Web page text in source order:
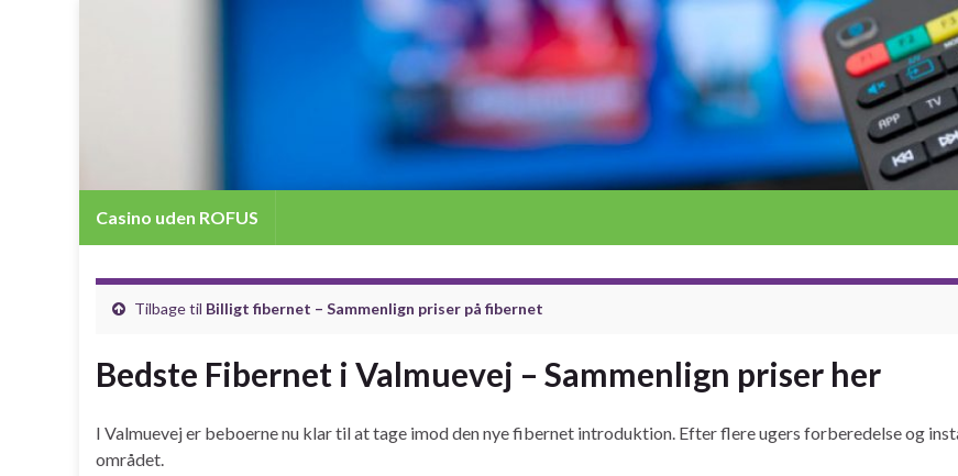
Casino uden ROFUS
Tilbage til Billigt fibernet – Sammenlign priser på fibernet
Bedste Fibernet i Valmuevej – Sammenlign priser her
I Valmuevej er beboerne nu klar til at tage imod den nye fibernet introduktion. Efter flere ugers forberedelse og
området.